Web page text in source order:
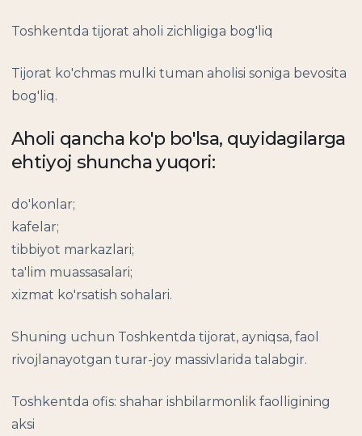
Toshkentda tijorat aholi zichligiga bog'liq
Tijorat ko'chmas mulki tuman aholisi soniga bevosita
bog'liq.
Aholi qancha ko'p bo'lsa, quyidagilarga
ehtiyoj shuncha yuqori:
do'konlar;
kafelar;
tibbiyot markazlari;
ta'lim muassasalari;
xizmat ko'rsatish sohalari.
Shuning uchun Toshkentda tijorat, ayniqsa, faol
rivojlanayotgan turar-joy massivlarida talabgir.
Toshkentda ofis: shahar ishbilarmonlik faolligining
aksi